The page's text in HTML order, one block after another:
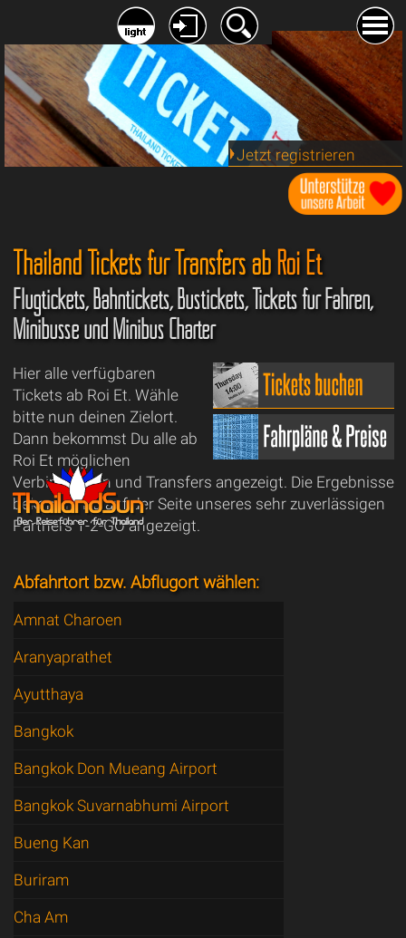
Jetzt registrieren
Thailand Tickets für Transfers abRoi Et
Flugtickets, Bahntickets, Bustickets, Tickets für Fähren,
Minibusse und Minibus Charter
Hier alle verfügbaren
Tickets ab Roi Et. Wähle
bitte nun deinen Zielort.
Dann bekommst Du alle ab
Roi Et möglichen
Verbindungen und Transfers angezeigt. Die Ergebnisse
bekommt Du auf der Seite unseres sehr zuverlässigen
Partners 1-2-GO angezeigt.
Abfahrtort bzw. Abflugort wählen:
Amnat Charoen
Aranyaprathet
Ayutthaya
Bangkok
Bangkok Don Mueang Airport
Bangkok Suvarnabhumi Airport
Bueng Kan
Buriram
Cha Am